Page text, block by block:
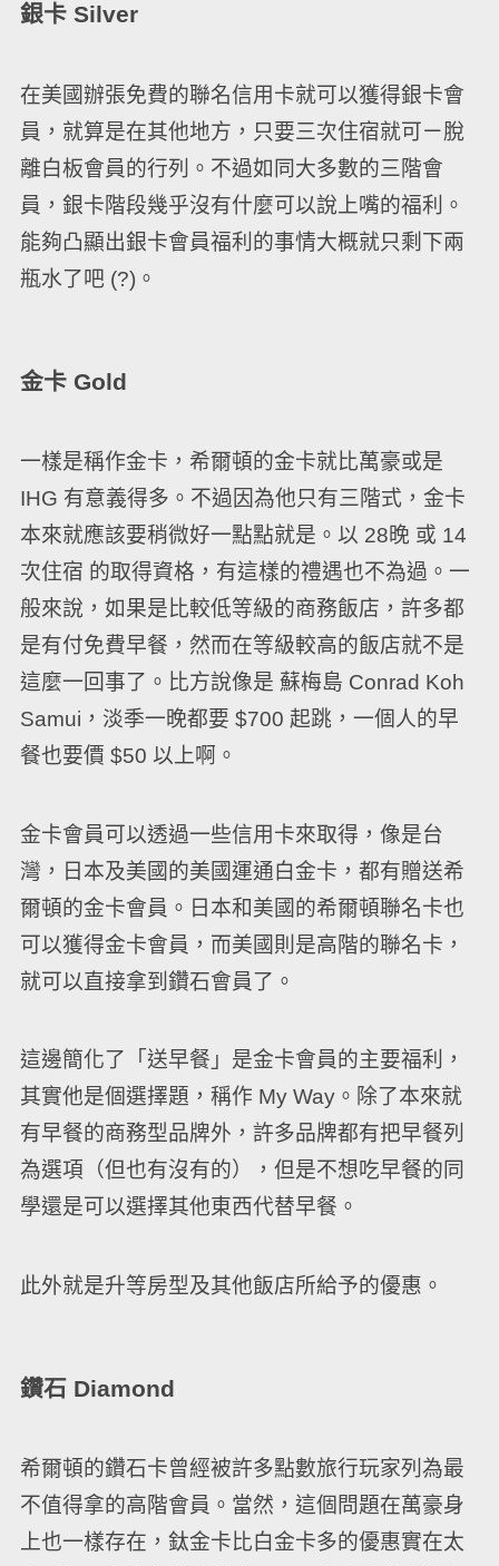
銀卡 Silver
在美國辦張免費的聯名信用卡就可以獲得銀卡會
員，就算是在其他地方，只要三次住宿就可ㄧ脫
離白板會員的行列。不過如同大多數的三階會
員，銀卡階段幾乎沒有什麼可以說上嘴的福利。
能夠凸顯出銀卡會員福利的事情大概就只剩下兩
瓶水了吧 (?)。
金卡 Gold
一樣是稱作金卡，希爾頓的金卡就比萬豪或是
IHG 有意義得多。不過因為他只有三階式，金卡
本來就應該要稍微好一點點就是。以 28晚 或 14
次住宿 的取得資格，有這樣的禮遇也不為過。一
般來說，如果是比較低等級的商務飯店，許多都
是有付免費早餐，然而在等級較高的飯店就不是
這麼一回事了。比方說像是 蘇梅島 Conrad Koh
Samui，淡季一晚都要 $700 起跳，一個人的早
餐也要價 $50 以上啊。
金卡會員可以透過一些信用卡來取得，像是台
灣，日本及美國的美國運通白金卡，都有贈送希
爾頓的金卡會員。日本和美國的希爾頓聯名卡也
可以獲得金卡會員，而美國則是高階的聯名卡，
就可以直接拿到鑽石會員了。
這邊簡化了「送早餐」是金卡會員的主要福利，
其實他是個選擇題，稱作 My Way。除了本來就
有早餐的商務型品牌外，許多品牌都有把早餐列
為選項（但也有沒有的），但是不想吃早餐的同
學還是可以選擇其他東西代替早餐。
此外就是升等房型及其他飯店所給予的優惠。
鑽石 Diamond
希爾頓的鑽石卡曾經被許多點數旅行玩家列為最
不值得拿的高階會員。當然，這個問題在萬豪身
上也一樣存在，鈦金卡比白金卡多的優惠實在太